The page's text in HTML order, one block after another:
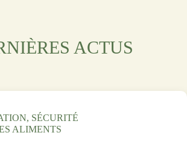
ACTUS
SÉCURITÉ
ALIMENTS